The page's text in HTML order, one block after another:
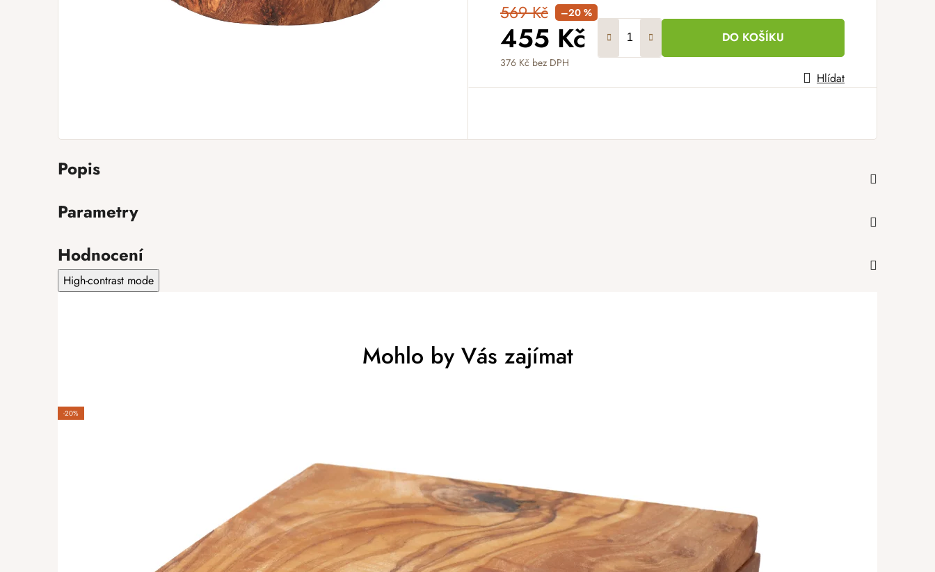
569 Kč –20 %
455 Kč
376 Kč bez DPH
Měrná cena:
DO KOŠÍKU
Hlídat
Popis
Parametry
Hodnocení
High-contrast mode
Mohlo by Vás zajímat
-20%